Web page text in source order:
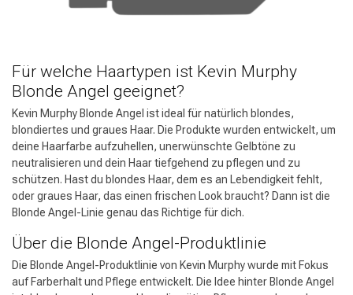
Für welche Haartypen ist Kevin Murphy
Blonde Angel geeignet?
Kevin Murphy Blonde Angel ist ideal für natürlich blondes,
blondiertes und graues Haar. Die Produkte wurden entwickelt, um
deine Haarfarbe aufzuhellen, unerwünschte Gelbtöne zu
neutralisieren und dein Haar tiefgehend zu pflegen und zu
schützen. Hast du blondes Haar, dem es an Lebendigkeit fehlt,
oder graues Haar, das einen frischen Look braucht? Dann ist die
Blonde Angel-Linie genau das Richtige für dich.
Über die Blonde Angel-Produktlinie
Die Blonde Angel-Produktlinie von Kevin Murphy wurde mit Fokus
auf Farberhalt und Pflege entwickelt. Die Idee hinter Blonde Angel